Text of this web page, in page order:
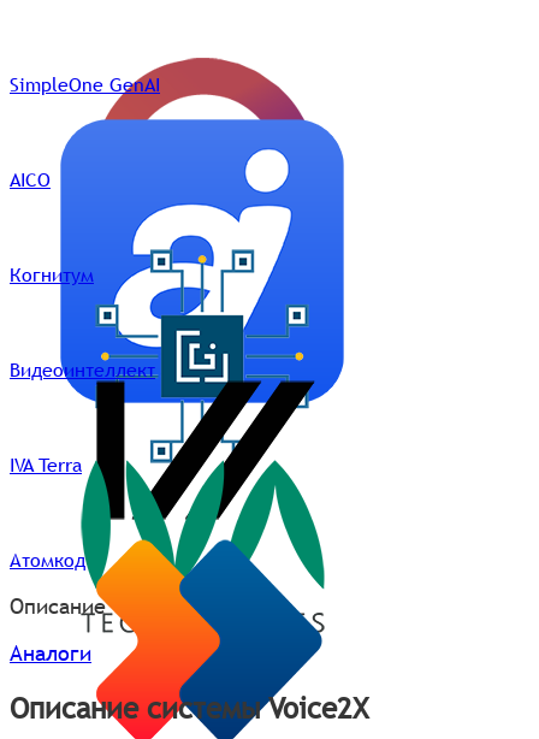
SimpleOne GenAI
AICO
Когнитум
Видеоинтеллект
IVA Terra
Атомкод
Описание
Аналоги
Описание системы Voice2X